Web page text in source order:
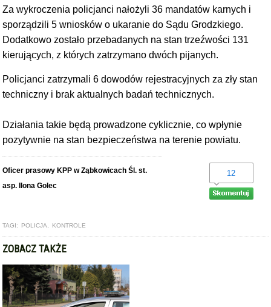
Za wykroczenia policjanci nałożyli 36 mandatów karnych i
sporządzili 5 wniosków o ukaranie do Sądu Grodzkiego.
Dodatkowo zostało przebadanych na stan trzeźwości 131
kierujących, z których zatrzymano dwóch pijanych.
Policjanci zatrzymali 6 dowodów rejestracyjnych za zły stan
techniczny i brak aktualnych badań technicznych.
Działania takie będą prowadzone cyklicznie, co wpłynie
pozytywnie na stan bezpieczeństwa na terenie powiatu.
Oficer prasowy KPP w Ząbkowicach Śl. st.
asp. Ilona Golec
12
TAGI: POLICJA KONTROLE
ZOBACZ TAKŻE